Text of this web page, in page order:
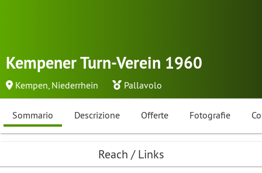
Kempener Turn-Verein 1960
Kempen, Niederrhein Pallavolo
Sommario Descrizione Offerte Fotografie
Reach / Links